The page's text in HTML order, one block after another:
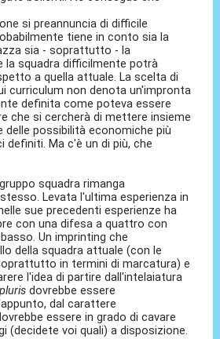
si preannuncia di difficile
tiene in conto sia la
sia - soprattutto - la
la squadra difficilmente potrà
a quella attuale. La scelta di
curriculum non denota un'impronta
definita come poteva essere
che si cercherà di mettere insieme
delle possibilità economiche più
definiti. Ma c'è un di più, che
squadra rimanga
Levata l'ultima esperienza in
sue precedenti esperienze ha
con una difesa a quattro con
Un imprinting che
della squadra attuale (con le
in termini di marcatura) e
l'idea di partire dall'intelaiatura
dovrebbe essere
dal carattere
essere in grado di cavare
(decidete voi quali) a disposizione.